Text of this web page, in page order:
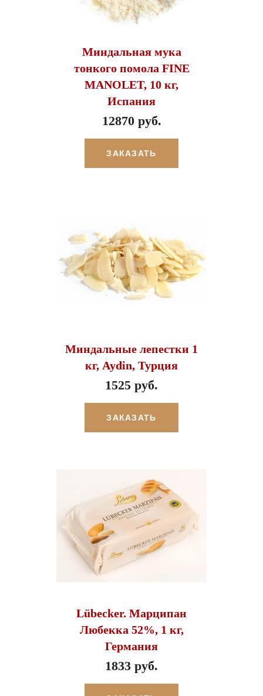
Миндальная мука
тонкого помола FINE
MANOLET, 10 кг,
Испания
12870 руб.
ЗАКАЗАТЬ
Миндальные лепестки 1
кг, Aydin, Турция
1525 руб.
ЗАКАЗАТЬ
Lübecker. Марципан
Любекка 52%, 1 кг,
Германия
1833 руб.